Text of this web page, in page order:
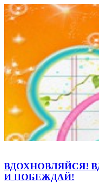
ВДОХНОВЛЯЙСЯ!
И ПОБЕЖДАЙ!